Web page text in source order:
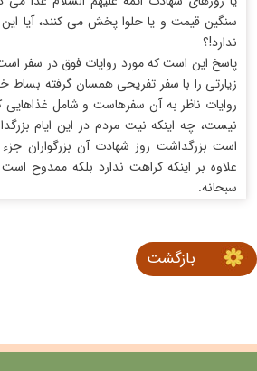
سنگین قیمت و یا حلوا پخش می کنند، آیا این
ندارد!؟
پاسخ این است که مورد روایات فوق در سفر است
زیارتی را با سفر تفریحی همسان گرفته بساط
روایات ناظر به آن سفرهاست و شامل
نیست، چه اینکه نیت مردم در این ایام
است بزرگداشت روز شهادت آن بزرگواران
علاوه بر اینکه کراهت ندارد بلکه ممدوح است
سبحانه.
بازگشت